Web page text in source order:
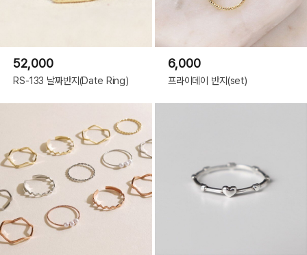
52,000
RS-133 날짜반지(Date Ring)
6,000
프라이데이 반지(set)